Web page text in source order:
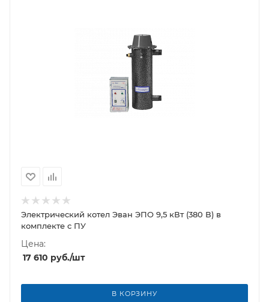
Электрический котел Эван ЭПО 9,5 кВт (380 В) в
комплекте с ПУ
Цена:
17 610 руб./шт
В КОРЗИНУ